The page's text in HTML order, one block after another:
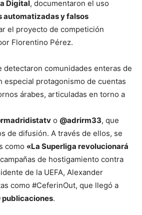
Digital, documentaron el uso
automatizadas y falsos
el proyecto de competición
Florentino Pérez.
detectaron comunidades enteras de
especial protagonismo de cuentas
árabes, articuladas en torno a
o @adrirm33, que
de difusión. A través de ellos, se
como «La Superliga revolucionará
de hostigamiento contra
de la UEFA, Alexander
como #CeferinOut, que llegó a
.